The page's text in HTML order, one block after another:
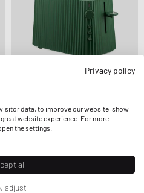
104,99 €
Privacy policy
data, to improve our website, show
website experience. For more
the settings.
all
adjust